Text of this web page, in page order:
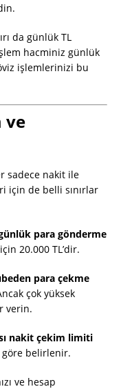
da günlük TL
hacminiz günlük
işlemlerinizi bu
ve
sadece nakit ile
için de belli sınırlar
para gönderme
20.000 TL’dir.
para çekme
çok yüksek
verin.
nakit çekim limiti
göre belirlenir.
ve hesap